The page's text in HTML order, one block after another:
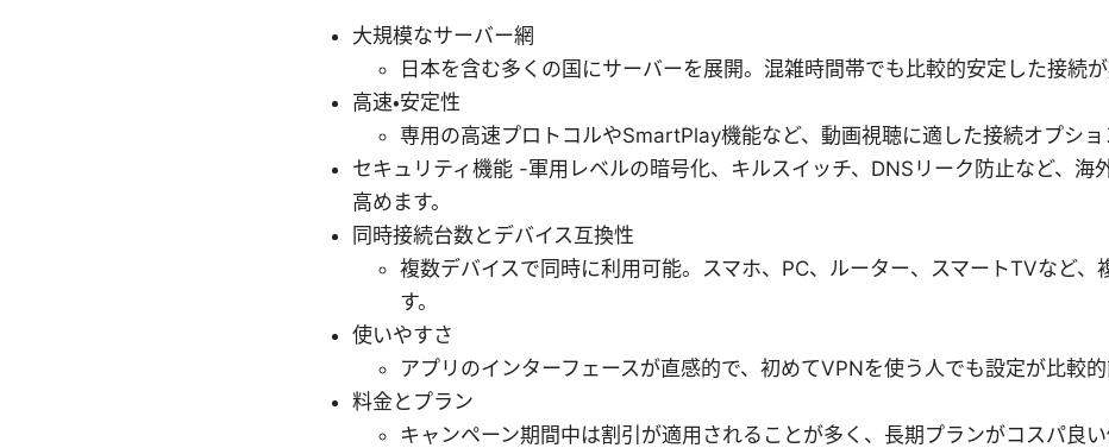
大規模なサーバー網
日本を含む多くの国にサーバーを展開。混雑時間帯でも比較的安定した接続が
高速・安定性
専用の高速プロトコルやSmartPlay機能など、動画視聴に適した接続オプショ
セキュリティ機能 -軍用レベルの暗号化、キルスイッチ、DNSリーク防止など、海
高めます。
同時接続台数とデバイス互換性
複数デバイスで同時に利用可能。スマホ、PC、ルーター、スマートTVなど、
す。
使いやすさ
アプリのインターフェースが直感的で、初めてVPNを使う人でも設定が比較的
料金とプラン
キャンペーン期間中は割引が適用されることが多く、長期プランがコスパ良い